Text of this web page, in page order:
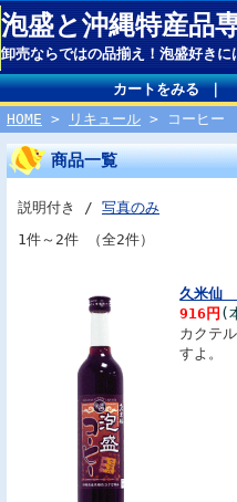
泡盛と沖縄特産
卸売ならではの品揃え！泡盛好き
カートをみる｜
HOME > リキュール > コーヒー
商品一覧
説明付き / 写真のみ
1件～2件 （全2件）
久米仙
916円 (
カクテ
すよ。